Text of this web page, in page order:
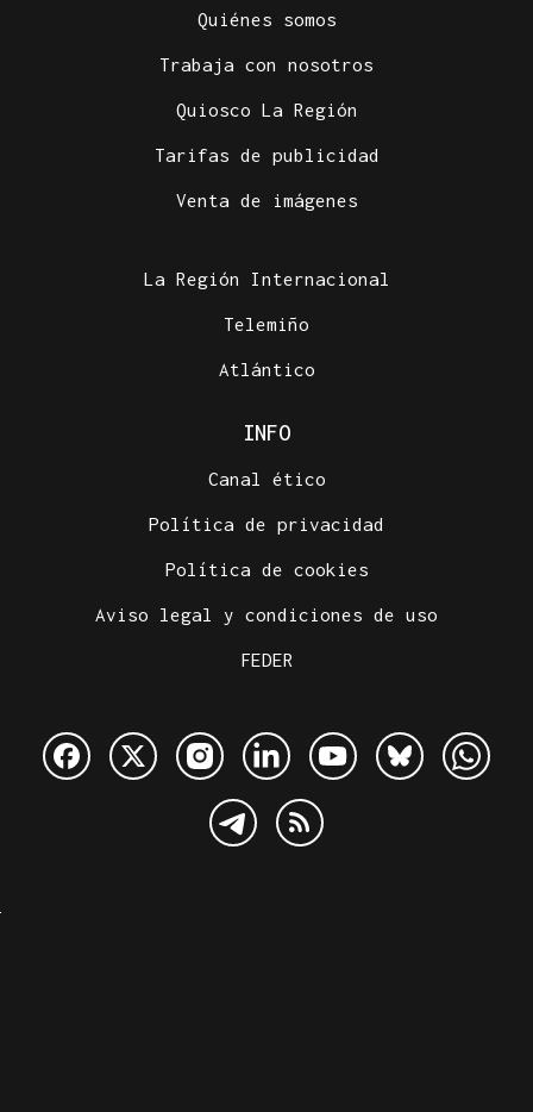
Quiénes somos
Trabaja con nosotros
Quiosco La Región
Tarifas de publicidad
Venta de imágenes
La Región Internacional
Telemiño
Atlántico
INFO
Canal ético
Política de privacidad
Política de cookies
Aviso legal y condiciones de uso
FEDER